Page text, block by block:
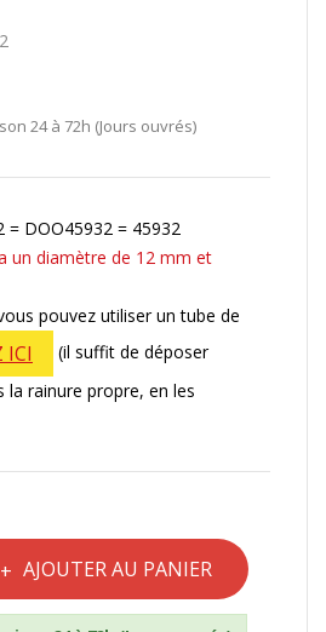
24 à 72h (Jours ouvrés)
= DOO45932 = 45932
un diamètre de 12 mm et
pouvez utiliser un tube de
ICI
(il suffit de déposer
la rainure propre, en les
AJOUTER AU PANIER